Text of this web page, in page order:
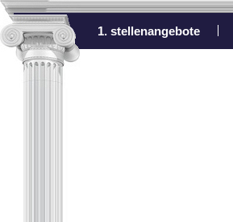
1. stellenangebote